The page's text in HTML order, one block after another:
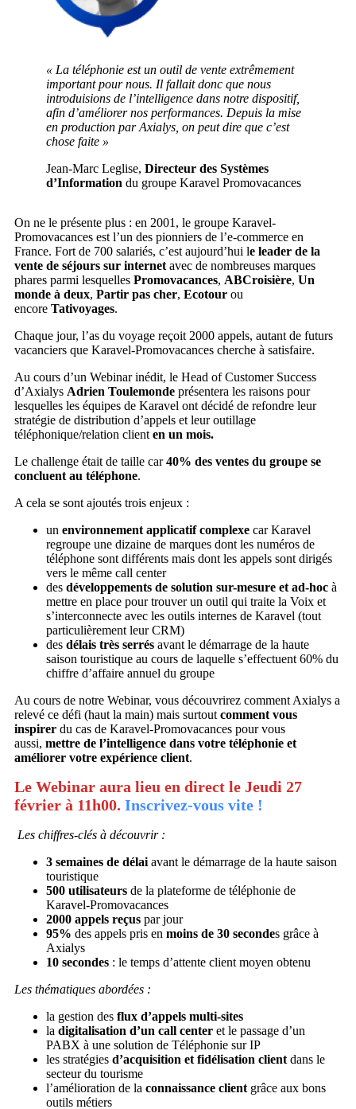
« La téléphonie est un outil de vente extrêmement
important pour nous. Il fallait donc que nous
introduisions de l’intelligence dans notre dispositif,
afin d’améliorer nos performances. Depuis la mise
en production par Axialys, on peut dire que c’est
chose faite »
Jean-Marc Leglise, Directeur des Systèmes
d’Information du groupe Karavel Promovacances
On ne le présente plus : en 2001, le groupe Karavel-
Promovacances est l’un des pionniers de l’e-commerce en
France. Fort de 700 salariés, c’est aujourd’hui le leader de la
vente de séjours sur internet avec de nombreuses marques
phares parmi lesquelles Promovacances, ABCroisière, Un
monde à deux, Partir pas cher, Ecotour ou
encore Tativoyages.
Chaque jour, l’as du voyage reçoit 2000 appels, autant de futurs
vacanciers que Karavel-Promovacances cherche à satisfaire.
Au cours d’un Webinar inédit, le Head of Customer Success
d’Axialys Adrien Toulemonde présentera les raisons pour
lesquelles les équipes de Karavel ont décidé de refondre leur
stratégie de distribution d’appels et leur outillage
téléphonique/relation client en un mois.
Le challenge était de taille car40% des ventes du groupe se
concluent au téléphone.
A cela se sont ajoutés trois enjeux :
un environnement applicatif complexe car Karavel
regroupe une dizaine de marques dont les numéros de
téléphone sont différents mais dont les appels sont dirigés
vers le même call center
des développements de solution sur-mesure et ad-hoc à
mettre en place pour trouver un outil qui traite la Voix et
s’interconnecte avec les outils internes de Karavel (tout
particulièrement leur CRM)
des délais très serrés avant le démarrage de la haute
saison touristique au cours de laquelle s’effectuent 60% du
chiffre d’affaire annuel du groupe
Au cours de notre Webinar, vous découvrirez comment Axialys a
relevé ce défi (haut la main) mais surtout comment vous
inspirer du cas de Karavel-Promovacances pour vous
aussi, mettre de l’intelligence dans votre téléphonie et
améliorer votre expérience client.
Le Webinar aura lieu en direct le Jeudi 27
février à 11h00. Inscrivez-vous vite !
Les chiffres-clés à découvrir :
3 semaines de délai avant le démarrage de la haute saison
touristique
500 utilisateurs de la plateforme de téléphonie de
Karavel-Promovacances
2000 appels reçus par jour
95% des appels pris en moins de 30 secondes grâce à
Axialys
10 secondes : le temps d’attente client moyen obtenu
Les thématiques abordées :
la gestion des flux d’appels multi-sites
la digitalisation d’un call center et le passage d’un
PABX à une solution de Téléphonie sur IP
les stratégies d’acquisition et fidélisation client dans le
secteur du tourisme
l’amélioration de la connaissance client grâce aux bons
outils métiers